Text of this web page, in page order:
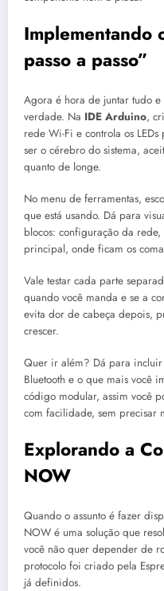
Implementando
passo a passo”
Agora é hora de juntar tudo
verdade. Na IDE Arduino,
rede Wi-Fi e controla os
ser o cérebro do sistema,
quanto de longe.
No menu de ferramentas,
que está usando. Dá para
blocos: configuração da
principal, onde ficam os
Vale testar cada parte
quando você manda e se a
evita dor de cabeça depois,
crescer.
Quer ir além? Dá para incluir
Bluetooth e o que mais você
código modular, assim você
com facilidade, sem precisar
Explorando a
NOW
Quando o assunto é fazer
NOW é uma solução que
você não quer depender de
protocolo foi criado pela
já definidos.